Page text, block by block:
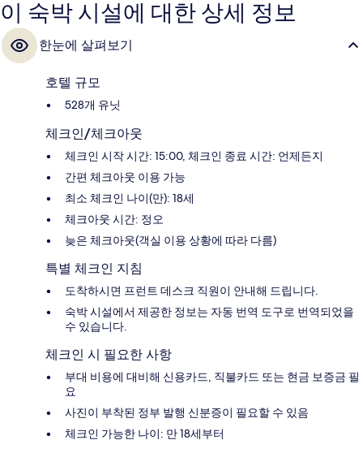
들이 이곳의 친절한 고객 서비스 및 해변과 가까운 위치에 대단히 만족하
셨어요.
이 숙박 시설에 대한 상세 정보
한눈에 살펴보기
호텔 규모
528개 유닛
체크인/체크아웃
체크인 시작 시간: 15:00, 체크인 종료 시간: 언제든지
간편 체크아웃 이용 가능
최소 체크인 나이(만): 18세
체크아웃 시간: 정오
늦은 체크아웃(객실 이용 상황에 따라 다름)
특별 체크인 지침
도착하시면 프런트 데스크 직원이 안내해 드립니다.
숙박 시설에서 제공한 정보는 자동 번역 도구로 번역되었을
수 있습니다.
체크인 시 필요한 사항
부대 비용에 대비해 신용카드, 직불카드 또는 현금 보증금 필
요
사진이 부착된 정부 발행 신분증이 필요할 수 있음
체크인 가능한 나이: 만 18세부터